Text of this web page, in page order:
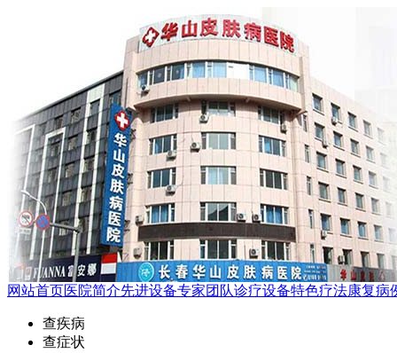
网站首页医院简介先进设备专家团队诊疗设备特色疗法康复病
查疾病
查症状